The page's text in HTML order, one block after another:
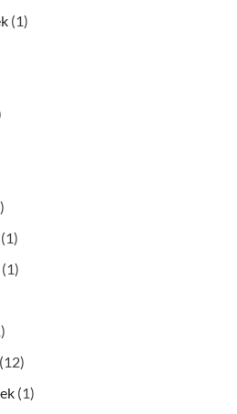
(1)
(1)
(1)
(12)
(1)